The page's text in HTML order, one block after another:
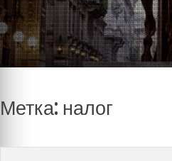
Метка: налог